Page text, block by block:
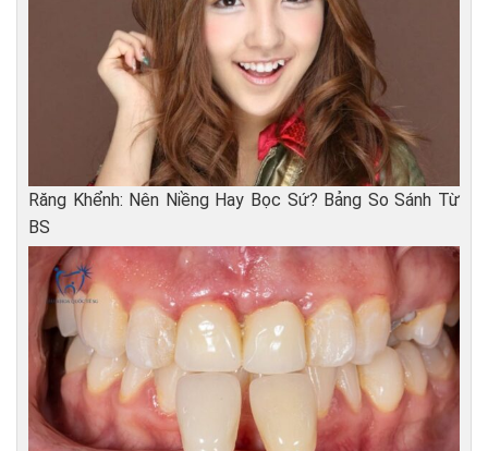
Răng Khểnh: Nên Niềng Hay Bọc Sứ? Bảng So Sánh Từ
BS